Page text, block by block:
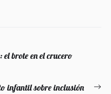
brote en el crucero
infantil sobre inclusión